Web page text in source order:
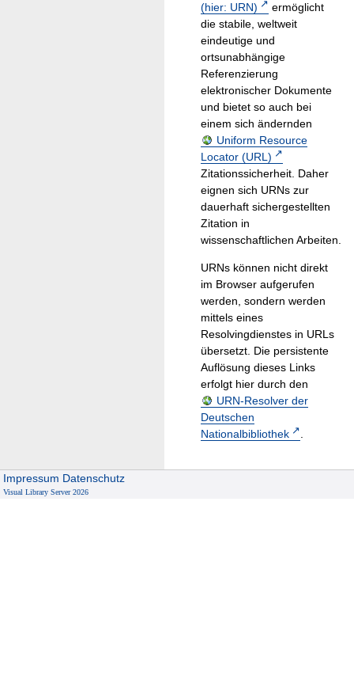
(hier: URN)
ermöglicht
die stabile, weltweit
eindeutige und
ortsunabhängige
Referenzierung
elektronischer Dokumente
und bietet so auch bei
einem sich ändernden
Uniform Resource
Locator (URL)
Zitationssicherheit. Daher
eignen sich URNs zur
dauerhaft sichergestellten
Zitation in
wissenschaftlichen Arbeiten.
URNs können nicht direkt
im Browser aufgerufen
werden, sondern werden
mittels eines
Resolvingdienstes in URLs
übersetzt. Die persistente
Auflösung dieses Links
erfolgt hier durch den
URN-Resolver der
Deutschen
Nationalbibliothek
.
Impressum Datenschutz
Visual Library Server 2026